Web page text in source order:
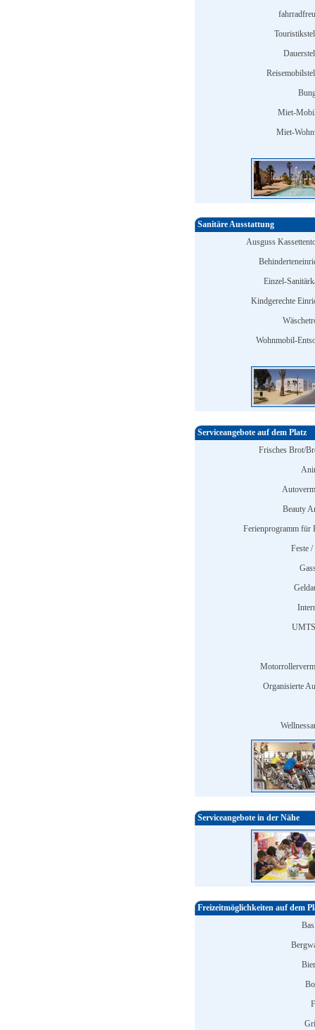
Miet-
Miet-
Sanitäre Ausstattung
Ausguss
Einzel-
Kindgerechte
Wohnmobil-
Serviceangebote auf dem Platz
Frisches Brot/
Beauty
Ferienprogramm für
Feste
Organisierte
Serviceangebote in der Nähe
Freizeitmöglichkeiten auf dem